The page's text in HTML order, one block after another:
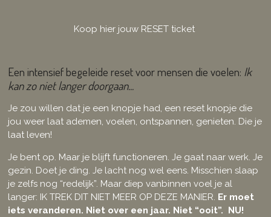
Koop hier jouw RESET ticket
Een intensief begeleide reset voor mensen die voelen: Ik
kan zo niet langer doorgaan...
Je zou willen dat je een knopje had, een reset knopje die
jou weer laat ademen, voelen, ontspannen, genieten. Die je
laat leven!
Je bent op. Maar je blijft functioneren. Je gaat naar werk. Je
gezin. Doet je ding. Je lacht nog wel eens. Misschien slaap
je zelfs nog “redelijk”. Maar diep vanbinnen voel je al
langer: IK TREK DIT NIET MEER OP DEZE MANIER. Er moet
iets veranderen. Niet over een jaar. Niet “ooit”. NU!